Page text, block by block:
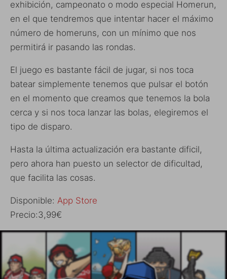
exhibición, campeonato o modo especial Homerun,
en el que tendremos que intentar hacer el máximo
número de homeruns, con un mínimo que nos
permitirá ir pasando las rondas.
El juego es bastante fácil de jugar, si nos toca
batear simplemente tenemos que pulsar el botón
en el momento que creamos que tenemos la bola
cerca y si nos toca lanzar las bolas, elegiremos el
tipo de disparo.
Hasta la última actualización era bastante dificil,
pero ahora han puesto un selector de dificultad,
que facilita las cosas.
Disponible: App Store
Precio:3,99€